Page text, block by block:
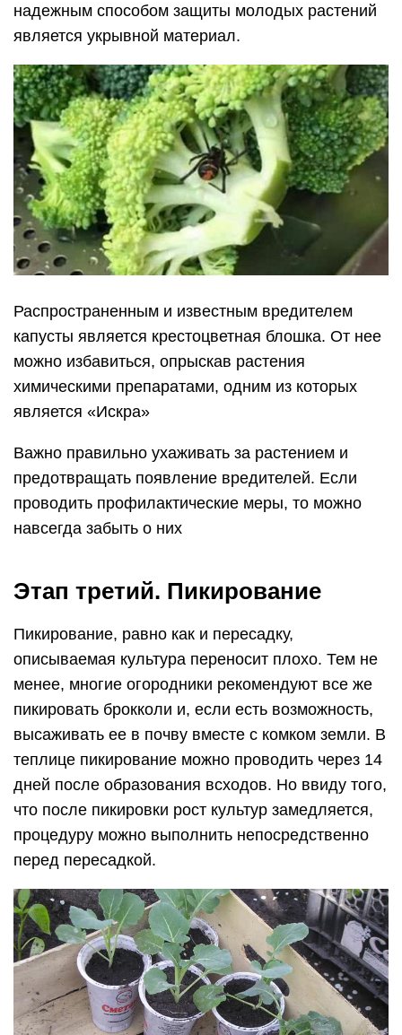
надежным способом защиты молодых растений
является укрывной материал.
Распространенным и известным вредителем
капусты является крестоцветная блошка. От нее
можно избавиться, опрыскав растения
химическими препаратами, одним из которых
является «Искра»
Важно правильно ухаживать за растением и
предотвращать появление вредителей. Если
проводить профилактические меры, то можно
навсегда забыть о них
Этап третий. Пикирование
Пикирование, равно как и пересадку,
описываемая культура переносит плохо. Тем не
менее, многие огородники рекомендуют все же
пикировать брокколи и, если есть возможность,
высаживать ее в почву вместе с комком земли. В
теплице пикирование можно проводить через 14
дней после образования всходов. Но ввиду того,
что после пикировки рост культур замедляется,
процедуру можно выполнить непосредственно
перед пересадкой.